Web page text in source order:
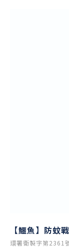
【鱷魚】防蚊
環署衛製字第2361